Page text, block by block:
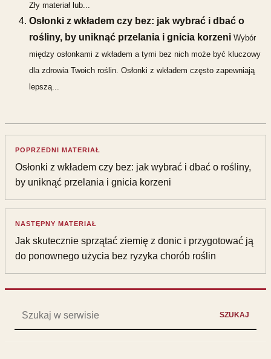
Zły materiał lub...
Osłonki z wkładem czy bez: jak wybrać i dbać o
rośliny, by uniknąć przelania i gnicia korzeni Wybór
między osłonkami z wkładem a tymi bez nich może być kluczowy
dla zdrowia Twoich roślin. Osłonki z wkładem często zapewniają
lepszą...
POPRZEDNI MATERIAŁ
Osłonki z wkładem czy bez: jak wybrać i dbać o rośliny,
by uniknąć przelania i gnicia korzeni
NASTĘPNY MATERIAŁ
Jak skutecznie sprzątać ziemię z donic i przygotować ją
do ponownego użycia bez ryzyka chorób roślin
SZUKAJ